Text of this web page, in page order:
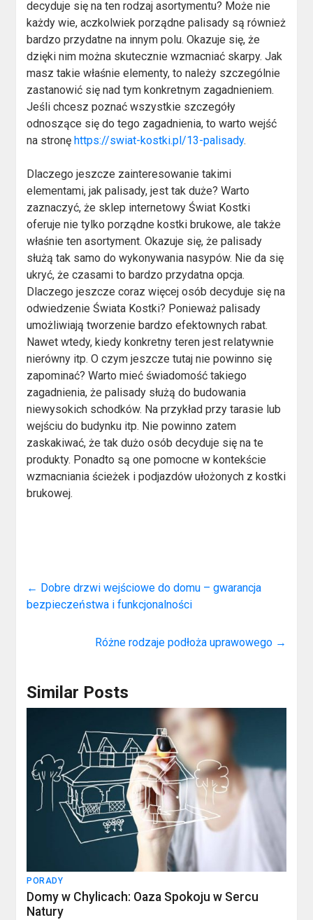
decyduje się na ten rodzaj asortymentu? Może nie
każdy wie, aczkolwiek porządne palisady są również
bardzo przydatne na innym polu. Okazuje się, że
dzięki nim można skutecznie wzmacniać skarpy. Jak
masz takie właśnie elementy, to należy szczególnie
zastanowić się nad tym konkretnym zagadnieniem.
Jeśli chcesz poznać wszystkie szczegóły
odnoszące się do tego zagadnienia, to warto wejść
na stronę https://swiat-kostki.pl/13-palisady.
Dlaczego jeszcze zainteresowanie takimi
elementami, jak palisady, jest tak duże? Warto
zaznaczyć, że sklep internetowy Świat Kostki
oferuje nie tylko porządne kostki brukowe, ale także
właśnie ten asortyment. Okazuje się, że palisady
służą tak samo do wykonywania nasypów. Nie da się
ukryć, że czasami to bardzo przydatna opcja.
Dlaczego jeszcze coraz więcej osób decyduje się na
odwiedzenie Świata Kostki? Ponieważ palisady
umożliwiają tworzenie bardzo efektownych rabat.
Nawet wtedy, kiedy konkretny teren jest relatywnie
nierówny itp. O czym jeszcze tutaj nie powinno się
zapominać? Warto mieć świadomość takiego
zagadnienia, że palisady służą do budowania
niewysokich schodków. Na przykład przy tarasie lub
wejściu do budynku itp. Nie powinno zatem
zaskakiwać, że tak dużo osób decyduje się na te
produkty. Ponadto są one pomocne w kontekście
wzmacniania ścieżek i podjazdów ułożonych z kostki
brukowej.
← Dobre drzwi wejściowe do domu – gwarancja
bezpieczeństwa i funkcjonalności
Różne rodzaje podłoża uprawowego →
Similar Posts
PORADY
Domy w Chylicach: Oaza Spokoju w Sercu
Natury